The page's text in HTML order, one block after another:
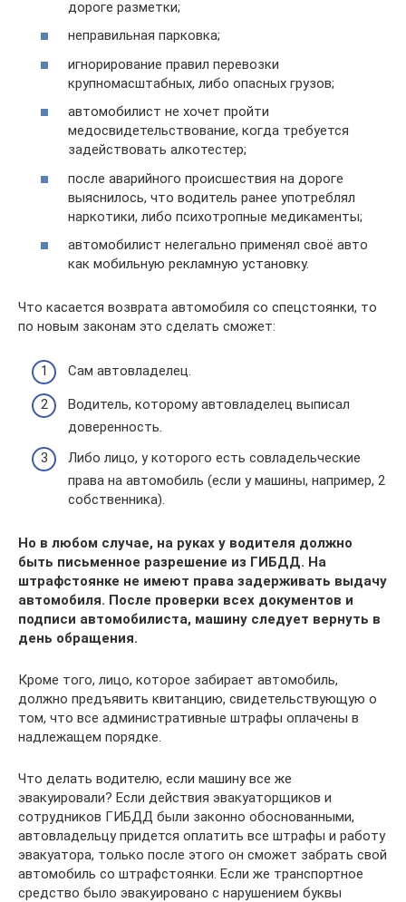
дороге разметки;
неправильная парковка;
игнорирование правил перевозки
крупномасштабных, либо опасных грузов;
автомобилист не хочет пройти
медосвидетельствование, когда требуется
задействовать алкотестер;
после аварийного происшествия на дороге
выяснилось, что водитель ранее употреблял
наркотики, либо психотропные медикаменты;
автомобилист нелегально применял своё авто
как мобильную рекламную установку.
Что касается возврата автомобиля со спецстоянки, то
по новым законам это сделать сможет:
Сам автовладелец.
Водитель, которому автовладелец выписал
доверенность.
Либо лицо, у которого есть совладельческие
права на автомобиль (если у машины, например, 2
собственника).
Но в любом случае, на руках у водителя должно
быть письменное разрешение из ГИБДД. На
штрафстоянке не имеют права задерживать выдачу
автомобиля. После проверки всех документов и
подписи автомобилиста, машину следует вернуть в
день обращения.
Кроме того, лицо, которое забирает автомобиль,
должно предъявить квитанцию, свидетельствующую о
том, что все административные штрафы оплачены в
надлежащем порядке.
Что делать водителю, если машину все же
эвакуировали? Если действия эвакуаторщиков и
сотрудников ГИБДД были законно обоснованными,
автовладельцу придется оплатить все штрафы и работу
эвакуатора, только после этого он сможет забрать свой
автомобиль со штрафстоянки. Если же транспортное
средство было эвакуировано с нарушением буквы